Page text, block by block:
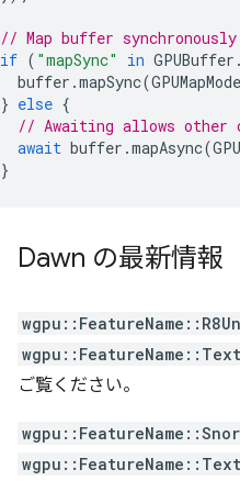
// Map buffer
if ( "mapSync" in GPUBuffer
buffer .mapSync(GPUMapMode
} else {
// Awaiting allows other
await buffer .mapAsync(
}
Dawn の最新情報
ご覧ください。